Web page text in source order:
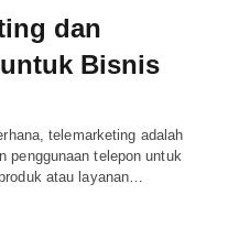
dan
Bisnis
telemarketing adalah
penggunaan telepon untuk
atau layanan…